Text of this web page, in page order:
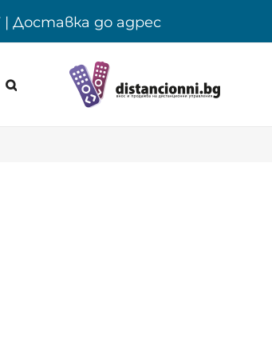
| Доставка до адрес